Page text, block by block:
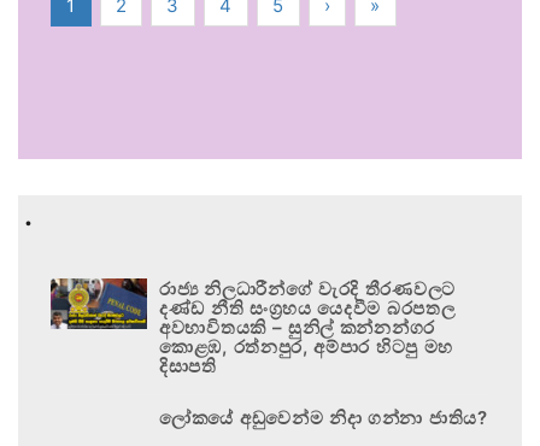
1 2 3 4 5 › »
.
රාජ්‍ය නිලධාරීන්ගේ වැරදි තීරණවලට
දණ්ඩ නීති සංග්‍රහය යෙදවීම බරපතල
අවභාවිතයකි – සුනිල් කන්නන්ගර
කොළඹ, රත්නපුර, අම්පාර හිටපු මහ
දිසාපති
ලෝකයේ අඩුවෙන්ම නිදා ගන්නා ජාතිය?